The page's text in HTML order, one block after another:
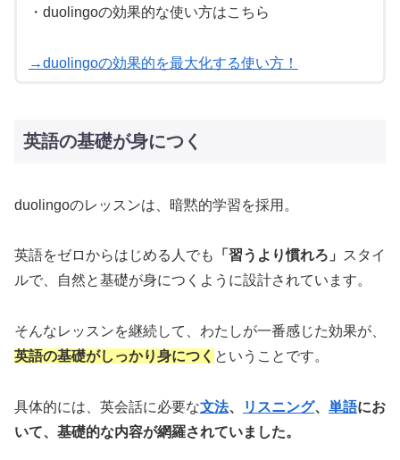
・duolingoの効果的な使い方はこちら
→duolingoの効果的を最大化する使い方！
英語の基礎が身につく
duolingoのレッスンは、暗黙的学習を採用。
英語をゼロからはじめる人でも 「習うより慣れろ」 スタイ
ルで、自然と基礎が身につくように設計されています。
そんなレッスンを継続して、わたしが一番感じた効果が、
英語の基礎がしっかり身につく ということです。
具体的には、英会話に必要な文法、 リスニング、 単語にお
いて、基礎的な内容が網羅されていました。